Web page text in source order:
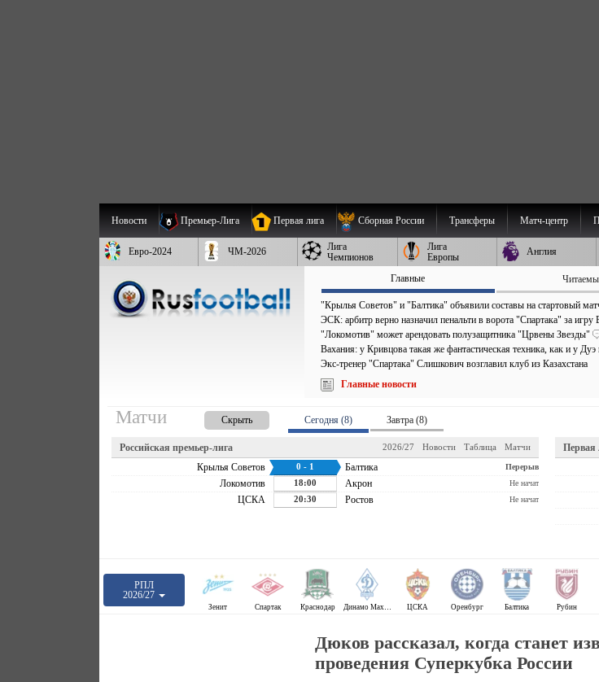
Новости Премьер-Лига Первая лига Сборная России Трансферы Матч-центр
Евро-2024 ЧМ-2026
Лига
Чемпионов
Лига
Европы
Англия
Главные
"Крылья Советов" и "Балтика" объявили составы на стартовый
ЭСК: арбитр верно назначил пенальти в ворота "Спартака" за игру
"Локомотив" может арендовать полузащитника "Црвены Звезды"
Вахания: у Кривцова такая же фантастическая техника, как и у
Экс-тренер "Спартака" Слишкович возглавил клуб из Казахстана
Главные новости
Матчи Скрыть Сегодня (8) Завтра (8)
Российская премьер-лига Матчи
Таблица
Новости
2026/27
Крылья Советов 0 - 1 Балтика Перерыв
Локомотив 18:00 Акрон Не начат
ЦСКА 20:30 Ростов Не начат
Первая
РПЛ
2026/27
Зенит Спартак Краснодар Динамо Махачкала ЦСКА Оренбург Балтика Рубин
Дюков рассказал, когда станет
проведения Суперкубка России